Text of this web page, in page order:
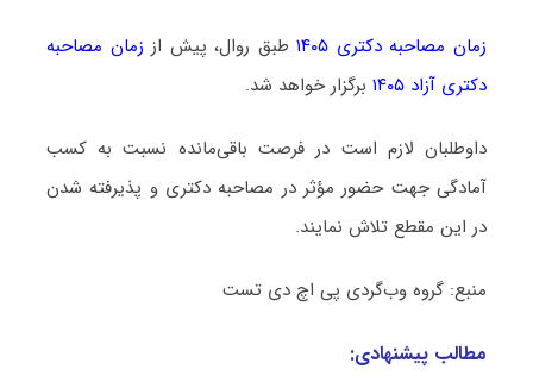
زمان مصاحبه دکتری ۱۴۰۵ طبق روال، پیش از زمان مصاحبه
دکتری آزاد ۱۴۰۵
برگزار خواهد شد.
داوطلبان لازم است در فرصت باقی‌مانده نسبت به کسب
آمادگی جهت حضور مؤثر در مصاحبه دکتری و پذیرفته شدن
در این مقطع تلاش نمایند.
منبع: گروه وب‌گردی پی اچ دی تست
مطالب پیشنهادی: